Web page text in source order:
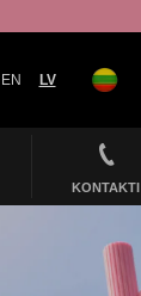
EN LV
KONTAKTI